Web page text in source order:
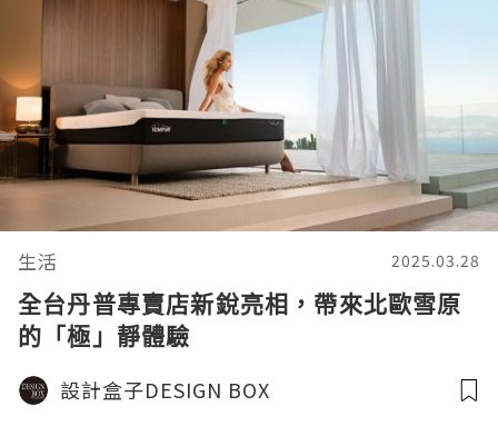
生活 2025.03.28
全台丹普專賣店新銳亮相，帶來北歐雪原
的「極」靜體驗
設計盒子DESIGN BOX